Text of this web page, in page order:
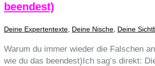
beendest)
Deine Expertentexte Deine Nische Deine
Warum du immer wieder die Falschen
wie du das beendest)Ich sag’s direkt: